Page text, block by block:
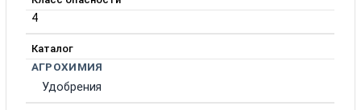
4
Каталог
АГРОХИМИЯ
Удобрения